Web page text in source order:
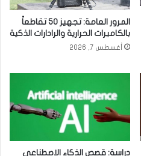
المرور العامة: تجهيز 50 تقاطعاً
بالكاميرات الحرارية والرادارات الذكية
أغسطس 7, 2026
دراسة: قصص الذكاء الاصطناعي